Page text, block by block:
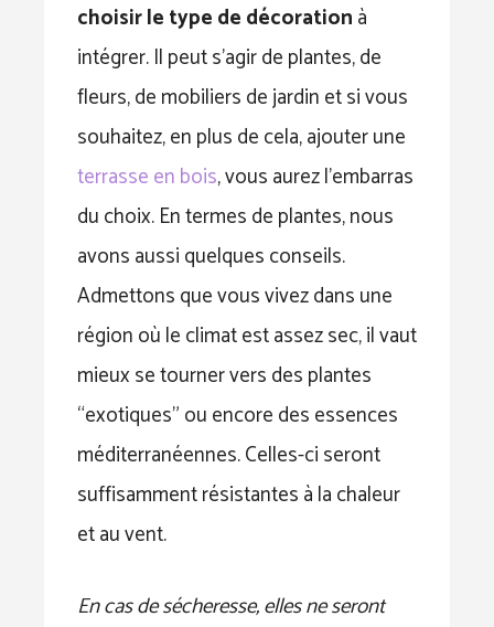
choisir le type de décorationà
intégrer. Il peut s’agir de plantes, de
fleurs, de mobiliers de jardin et si vous
souhaitez, en plus de cela, ajouter une
terrasse en bois, vous aurez l’embarras
du choix. En termes de plantes, nous
avons aussi quelques conseils.
Admettons que vous vivez dans une
région où le climat est assez sec, il vaut
mieux se tourner vers des plantes
“exotiques” ou encore des essences
méditerranéennes. Celles-ci seront
suffisamment résistantes à la chaleur
et au vent.
En cas de sécheresse, elles ne seront